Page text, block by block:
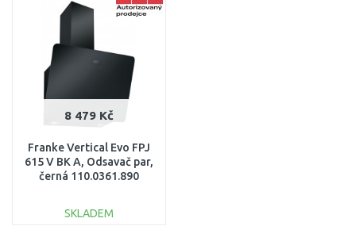
8 479 Kč
Franke Vertical Evo FPJ
615 V BK A, Odsavač par,
černá 110.0361.890
SKLADEM